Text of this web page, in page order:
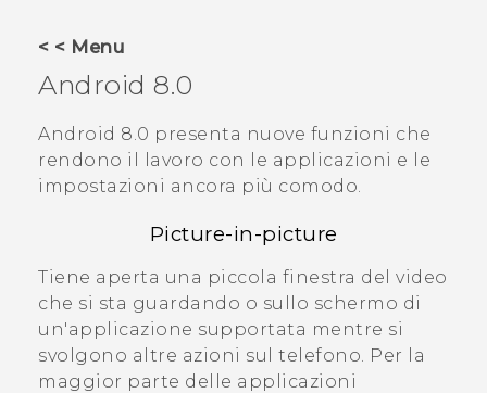
ASSISTENZA
< < Menu
Android 8.0
Android 8.0 presenta nuove funzioni che
rendono il lavoro con le applicazioni e le
impostazioni ancora più comodo.
Picture-in-picture
Tiene aperta una piccola finestra del video
che si sta guardando o sullo schermo di
un'applicazione supportata mentre si
svolgono altre azioni sul telefono. Per la
maggior parte delle applicazioni